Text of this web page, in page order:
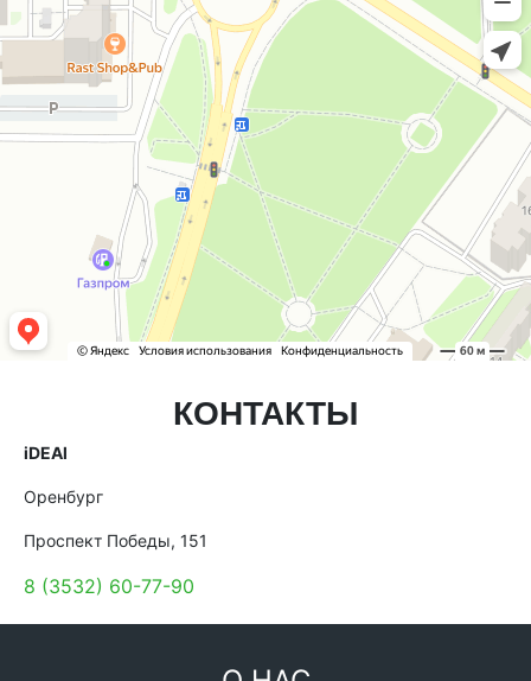
КОНТАКТЫ
iDEAl
Оренбург
Проспект Победы, 151
8 (3532) 60-77-90